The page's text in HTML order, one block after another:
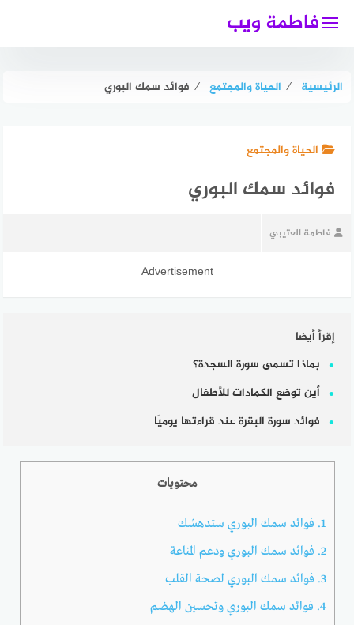
فاطمة ويب
الرئيسية ⁄ الحياة والمجتمع ⁄ فوائد سمك البوري
الحياة والمجتمع
فوائد سمك البوري
فاطمة العتيبي
Advertisement
إقرأ أيضا
بماذا تسمى سورة السجدة؟
أين توضع الكمادات للأطفال
فوائد سورة البقرة عند قراءتها يوميًا
محتويات
1. فوائد سمك البوري ستدهشك
2. فوائد سمك البوري ودعم المناعة
3. فوائد سمك البوري لصحة القلب
4. فوائد سمك البوري وتحسين الهضم